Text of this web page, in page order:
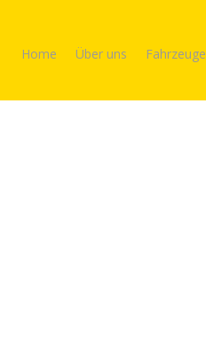
Home Über uns Fahrzeuge